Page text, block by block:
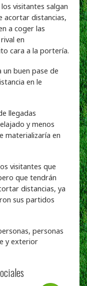
visitantes salgan
acortar distancias,
a coger las
en
cara a la portería.
buen pase de
en le
llegadas
y menos
materializaría en
visitantes que
que tendrán
distancias, ya
sus partidos